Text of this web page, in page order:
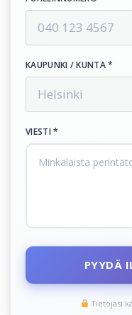
KAUPUNKI / KUNTA *
VIESTI *
PYYDÄ
Tietojasi